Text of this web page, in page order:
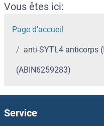
Vous êtes ici:
Page d'accueil
anti-SYTL4 anticorps
(ABIN6259283)
Service